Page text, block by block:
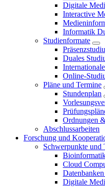
Digitale
Interactive
Informatik
Studienformate
Duales
Online-
Pläne und Termine
Stundenplan
Ordnungen
Abschlussarbeiten
Forschung und
Schwerpunkte und
Cloud
Digitale